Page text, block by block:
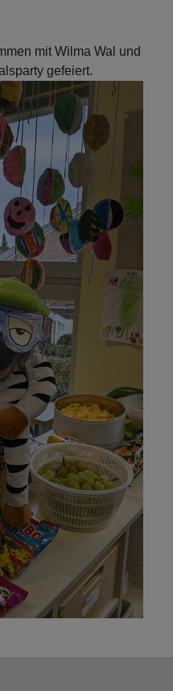
mit Wilma Wal und
gefeiert.